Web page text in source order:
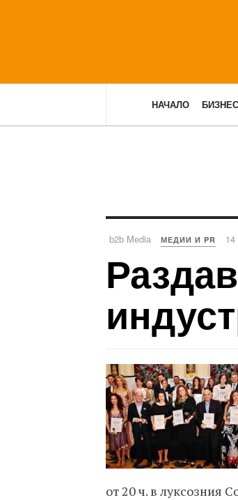
НАЧАЛО БИЗНЕС
b2b Media МЕДИИ И PR
от 20 ч. в луксозния